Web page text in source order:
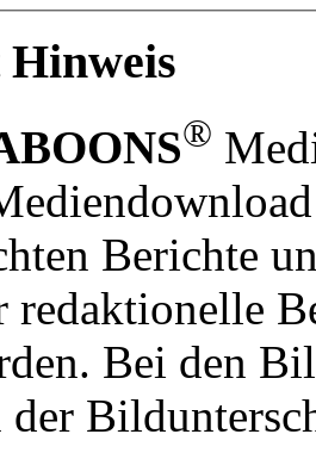
®
Berichte
Bei den